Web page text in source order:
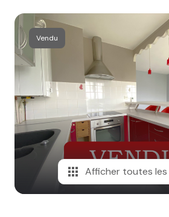
estimation
alerte
e-mail
agence
nos
honoraires
contact
Vendu
Afficher toutes